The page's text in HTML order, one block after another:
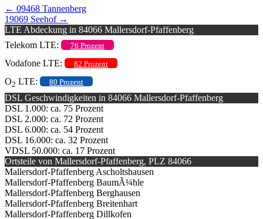
← 09468 Tannenberg
19069 Seehof →
LTE Abdeckung in 84066 Mallersdorf-Pfaffenberg
Telekom LTE:
76 Prozent
Vodafone LTE: 82 Prozent
O2 LTE: 80 Prozent
DSL Geschwindigkeiten in 84066 Mallersdorf-Pfaffenberg
DSL 1.000: ca. 75 Prozent
DSL 2.000: ca. 72 Prozent
DSL 6.000: ca. 54 Prozent
DSL 16.000: ca. 32 Prozent
VDSL 50.000: ca. 17 Prozent
Ortsteile von Mallersdorf-Pfaffenberg, PLZ 84066
Mallersdorf-Pfaffenberg Ascholtshausen
Mallersdorf-Pfaffenberg BaumÃ¼hle
Mallersdorf-Pfaffenberg Berghausen
Mallersdorf-Pfaffenberg Breitenhart
Mallersdorf-Pfaffenberg Dillkofen